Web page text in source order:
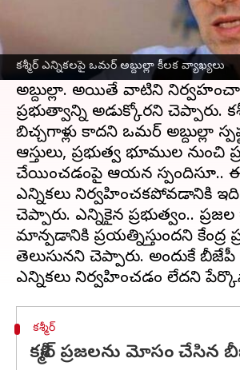
కశ్మీర్ ఎన్నికలపై ఒమర్ అబ్దుల్లా కీలక వ్యాఖ్యలు
జమ్ముకశ్మీర్ మాజీ సీఎం, నేషనల్
అబ్దుల్లా కేంద్రంపై తీవ్రస్థాయిలో
ఎన్నికలు అనేవి కశ్మీర్ ప్రజల హక్కు
అబ్దుల్లా. అయితే వాటిని
ప్రభుత్వాన్ని అడుక్కోరని చెప్పారు.
బిచ్చగాళ్లు కాదని ఒమర్ అబ్దుల్లా
ఆస్తులు, ప్రభుత్వ భూముల నుంచి
చేయించడంపై ఆయన స్పందిసూ..
ఎన్నికలు నిర్వహించకపోవడానికి
చెప్పారు. ఎన్నికైన ప్రభుత్వం..
మాన్పడానికి ప్రయత్నిస్తుందని కేంద్ర
తెలుసునని చెప్పారు. అందుకే బీజేపీ
కశ్మీర్
కశ్మీర్ ప్రజలను మోసం చేసిన